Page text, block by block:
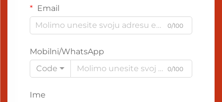
Email
0/100
Mobilni/WhatsApp
Code
0/100
Ime